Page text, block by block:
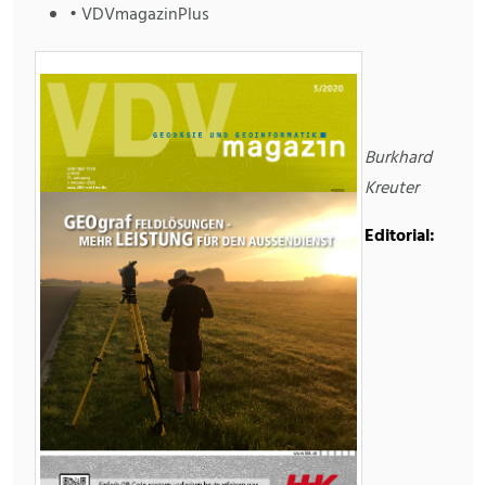
• VDVmagazinPlus
Burkhard
Kreuter
Editorial: